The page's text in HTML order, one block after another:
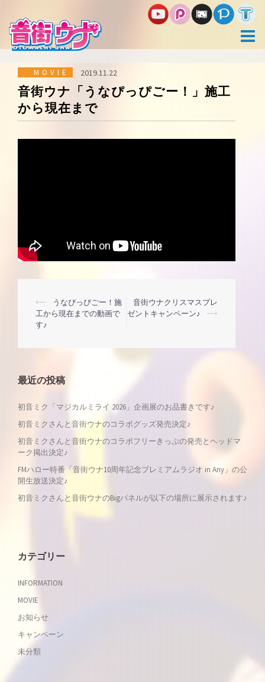
コ
ン
テ
ン
ツ
MOVIE 2019.11.22
音街ウナ「うなぴっぴごー！」施工
から現在まで
投
稿
ナ
ビ
ゲ
ー
シ
ョ
⟵
うなぴっぴごー！施
工から現在までの動画で
す♪
音街ウナクリスマスプレ
ゼントキャンペーン♪
⟶
最近の投稿
初音ミク「マジカルミライ 2026」企画展のお品書きです♪
初音ミクさんと音街ウナのコラボグッズ発売決定♪
初音ミクさんと音街ウナのコラボフリーきっぷの発売とヘッドマ
ーク掲出決定♪
FMハロー特番「音街ウナ10周年記念プレミアムラジオ in Any」の公
開生放送決定♪
初音ミクさんと音街ウナのBigパネルが以下の場所に展示されます♪
カテゴリー
INFORMATION
MOVIE
お知らせ
キャンペーン
未分類